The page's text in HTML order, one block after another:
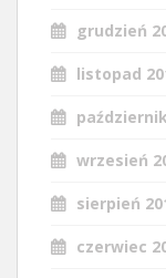
grudzień
listopad
wrzesień
sierpień
czerwiec